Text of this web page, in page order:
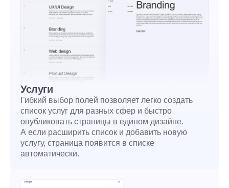
Услуги
Гибкий выбор полей позволяет легко создать
список услуг для разных сфер и быстро
опубликовать страницы в едином дизайне.
А если расширить список и добавить новую
услугу, страница появится в списке
автоматически.